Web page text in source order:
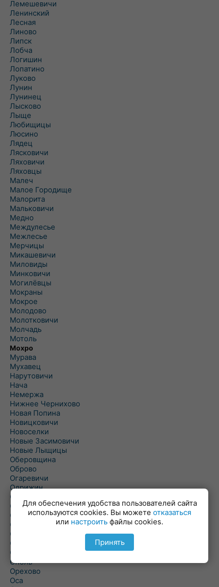
Лемешевичи
Ленинский
Лесная
Линово
Липск
Лобча
Логишин
Лопатино
Луково
Лунин
Лунинец
Лысково
Лыще
Любищицы
Люсино
Лядец
Лясковичи
Ляховичи
Ляховцы
Малеч
Малое Городище
Малорита
Мальковичи
Медно
Междулесье
Межлесье
Мерчицы
Микашевичи
Миловиды
Минковичи
Могилёвцы
Мокраны
Мокрое
Молодово
Молотковичи
Молчадь
Мотоль
Мохро
Мурава
Мухавец
Нарутовичи
Нача
Немержа
Нижнее Чернихово
Новая Попина
Новицковичи
Новоселки
Новые Засимовичи
Новые Лыщицы
Оберовщина
Оброво
Огаревичи
Одрижин
Оздамичи
Озяты
Олтуш
Ольманы
Ольпень
Ольшаны
Омельная
Ополь
Орехово
Оса
Для обеспечения удобства пользователей сайта
используются cookies. Вы можете отказаться
или настроить файлы cookies.
Принять